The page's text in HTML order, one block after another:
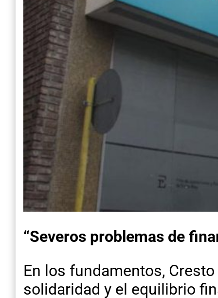
“Severos problemas de
En los fundamentos,
solidaridad y el equilibrio